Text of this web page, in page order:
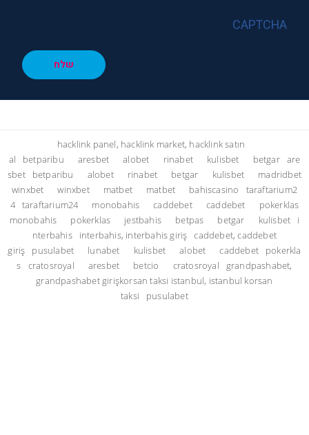
CAPTCHA
שלח
hacklink panel, hacklink market, hacklink satın
al
betparibu aresbet alobet rinabet kulisbet betgar
are
sbet
betparibu alobet rinabet betgar kulisbet
madridbet
winxbet
winxbet matbet matbet bahiscasino
taraftarium2
4 taraftarium24 monobahis caddebet caddebet
pokerklas
monobahis
pokerklas jestbahis betpas betgar kulisbet
i
nterbahis
interbahis, interbahis giriş
caddebet, caddebet
giriş
pusulabet lunabet kulisbet alobet caddebet
pokerkla
s
cratosroyal aresbet betcio cratosroyal
grandpashabet,
grandpashabet girişkorsan taksi istanbul, istanbul korsan
taksi
pusulabet